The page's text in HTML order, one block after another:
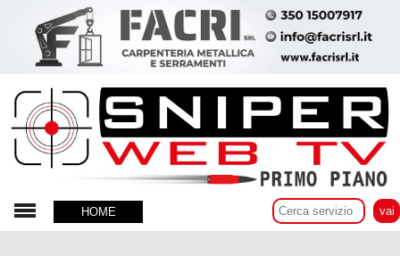
HOME